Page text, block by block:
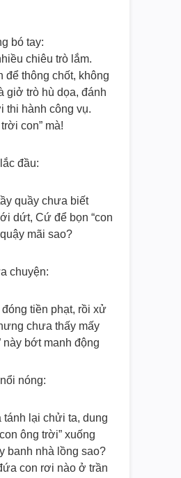
bó tay:
chiêu trò lắm.
để thông chốt, không
giở trò hù dọa, đánh
thi hành công vụ.
con” mà!
đầu:
quầy chưa biết
dứt, Cứ để bọn “con
mãi sao?
chuyện:
tiền phạt, rồi xử
chưa thấy mấy
này bớt manh động
nóng:
tánh lại chửi ta, dung
ông trời” xuống
banh nhà lồng sao?
con rơi nào ở trần